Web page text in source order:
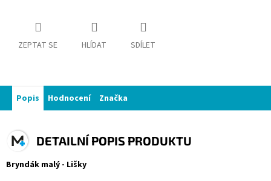
ZEPTAT SE HLÍDAT SDÍLET
Popis Hodnocení Značka
DETAILNÍ POPIS PRODUKTU
Bryndák malý - Lišky